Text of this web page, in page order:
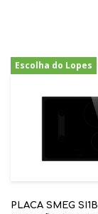
Escolha do Lopes
PLACA SMEG